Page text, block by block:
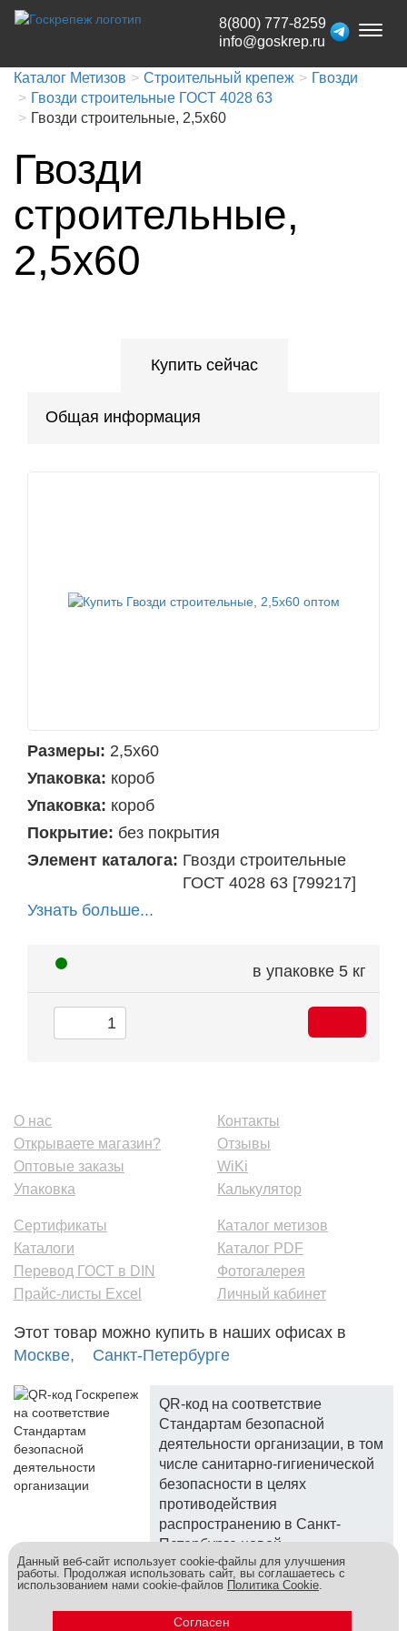
Toggle
8(800) 777-8259
info@goskrep.ru
Каталог Метизов Строительный крепеж
Гвозди
Гвозди строительные ГОСТ 4028 63
Гвозди строительные, 2,5x60
Гвозди
строительные,
2,5x60
Купить сейчас
Общая информация
Размеры: 2,5х60
Упаковка: короб
Упаковка: короб
Покрытие: без покрытия
Элемент каталога: Гвозди строительные
ГОСТ 4028 63 [799217]
Узнать больше...
в упаковке 5 кг
О нас
Открываете магазин?
Оптовые заказы
Упаковка
Контакты
Отзывы
WiKi
Калькулятор
Сертификаты
Каталоги
Перевод ГОСТ в DIN
Прайс-листы Excel
Каталог метизов
Каталог PDF
Фотогалерея
Личный кабинет
Этот товар можно купить в наших офисах в
Москве,
Санкт-Петербурге
QR-код на соответствие
Стандартам безопасной
деятельности организации, в том
числе санитарно-гигиенической
безопасности в целях
противодействия
распространению в Санкт-
Петербурге новой
коронавирусной инфекции.
Метизы и крепеж оптом - это к нам! © 2026
Данный веб-сайт использует cookie-файлы для улучшения
работы. Продолжая использовать сайт, вы соглашаетесь с
использованием нами cookie-файлов Политика Cookie.
Согласен